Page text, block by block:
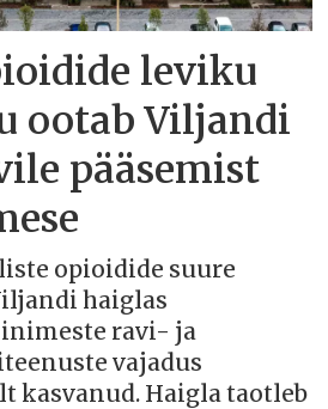
leviku
ootab Viljandi
pääsemist
opioidide suure
haiglas
ravi- ja
vajadus
kasvanud. Haigla taotleb